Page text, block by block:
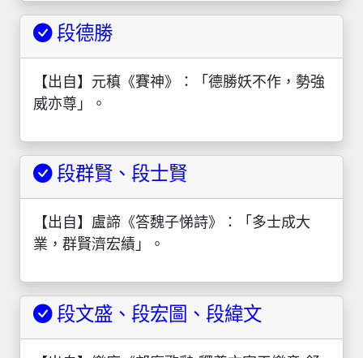
段德勝
【出自】元稹《賽神》：「德勝妖不作，勢強
威亦尊」。
段群賢、段士賢
【出自】盧諦《答魏子悌詩》：「多士成大
業，群賢濟宏績」。
段文盛、段宏圖、段緯文